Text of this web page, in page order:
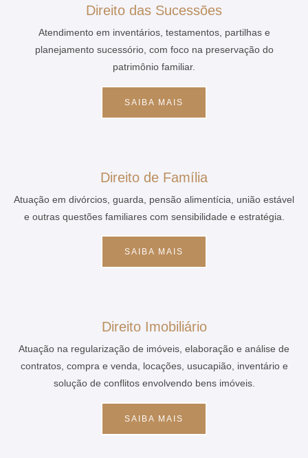
Direito das Sucessões
Atendimento em inventários, testamentos, partilhas e
planejamento sucessório, com foco na preservação do
patrimônio familiar.
SAIBA MAIS
Direito de Família
Atuação em divórcios, guarda, pensão alimentícia, união estável
e outras questões familiares com sensibilidade e estratégia.
SAIBA MAIS
Direito Imobiliário
Atuação na regularização de imóveis, elaboração e análise de
contratos, compra e venda, locações, usucapião, inventário e
solução de conflitos envolvendo bens imóveis.
SAIBA MAIS